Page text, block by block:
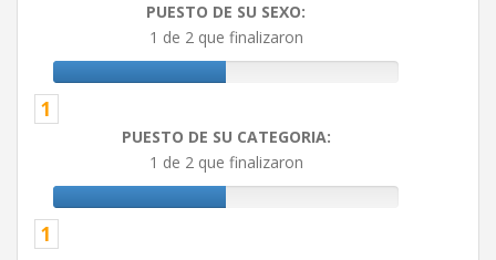
PUESTO DE SU SEXO:
1 de 2 que finalizaron
1
PUESTO DE SU CATEGORIA:
1 de 2 que finalizaron
1